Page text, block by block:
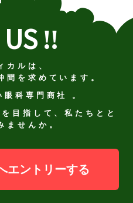
‼
カルは、
間を求めています。
科専門商社 。
目指して、私たちとと
ませんか。
エントリーする